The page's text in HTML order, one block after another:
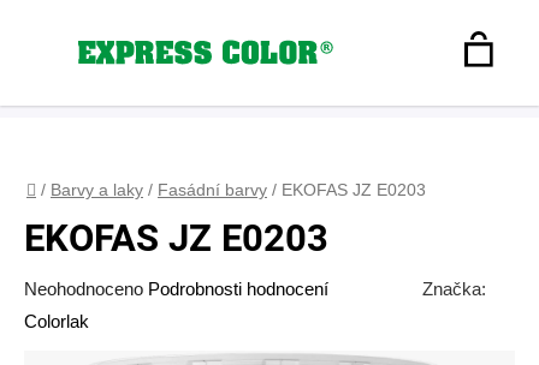
Hledat
Domů
/ Barvy a laky / Fasádní barvy / EKOFAS JZ E0203
EKOFAS JZ E0203
Průměrné
hodnocení
Neohodnoceno Podrobnosti hodnocení
Značka:
Colorlak